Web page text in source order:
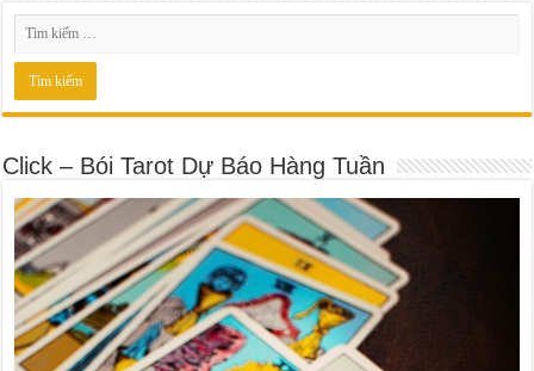
Click – Bói Tarot Dự Báo Hàng Tuần